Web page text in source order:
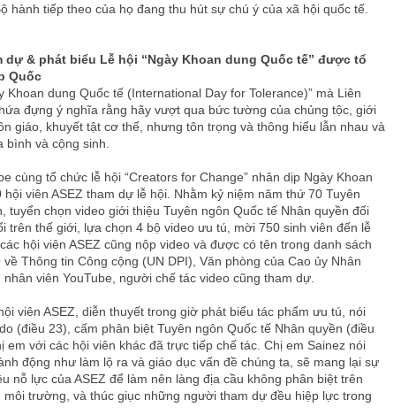
hành tiếp theo của họ đang thu hút sự chú ý của xã hội quốc tế.
dự & phát biểu Lễ hội “Ngày Khoan dung Quốc tế” được tổ
Quốc
Khoan dung Quốc tế (International Day for Tolerance)” mà Liên
đựng ý nghĩa rằng hãy vượt qua bức tường của chủng tộc, giới
giáo, khuyết tật cơ thể, nhưng tôn trọng và thông hiểu lẫn nhau và
và cộng sinh.
cùng tổ chức lễ hội “Creators for Change” nhân dịp Ngày Khoan
viên ASEZ tham dự lễ hội. Nhằm kỷ niệm năm thứ 70 Tuyên
tuyển chọn video giới thiệu Tuyên ngôn Quốc tế Nhân quyền đối
trên thế giới, lựa chọn 4 bộ video ưu tú, mời 750 sinh viên đến lễ
hội viên ASEZ cũng nộp video và được có tên trong danh sách
Thông tin Công cộng (UN DPI), Văn phòng của Cao ủy Nhân
viên YouTube, người chế tác video cũng tham dự.
viên ASEZ, diễn thuyết trong giờ phát biểu tác phẩm ưu tú, nói
(điều 23), cấm phân biệt Tuyên ngôn Quốc tế Nhân quyền (điều
em với các hội viên khác đã trực tiếp chế tác. Chị em Sainez nói
động như làm lộ ra và giáo dục vấn đề chúng ta, sẽ mang lại sự
nỗ lực của ASEZ để làm nên làng địa cầu không phân biệt trên
môi trường, và thúc giục những người tham dự đều hiệp lực trong